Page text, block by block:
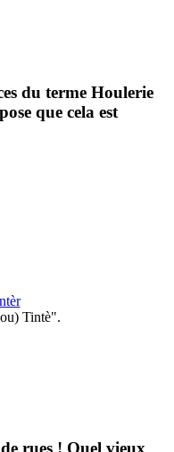
du terme Houlerie
que cela est
Tintè".
rues ! Quel vieux